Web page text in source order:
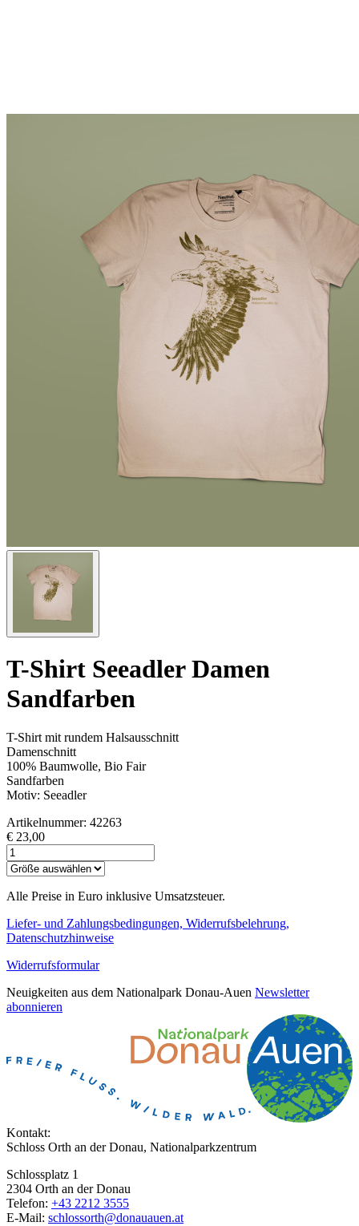
T-Shirt Seeadler Damen
Sandfarben
T-Shirt mit rundem Halsausschnitt
Damenschnitt
100% Baumwolle, Bio Fair
Sandfarben
Motiv: Seeadler
Artikelnummer: 42263
€ 23,00
Alle Preise in Euro inklusive Umsatzsteuer.
Liefer- und Zahlungsbedingungen, Widerrufsbelehrung,
Datenschutzhinweise
Widerrufsformular
Neuigkeiten aus dem Nationalpark Donau-Auen Newsletter
abonnieren
Kontakt:
Schloss Orth an der Donau, Nationalparkzentrum
Schlossplatz 1
2304 Orth an der Donau
Telefon: +43 2212 3555
E-Mail: schlossorth@donauauen.at